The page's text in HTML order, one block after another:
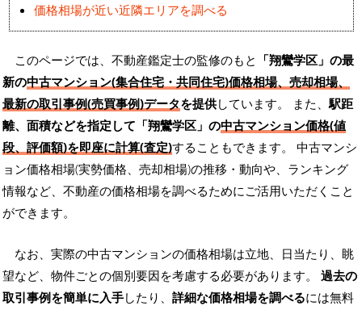
価格相場が近い近隣エリアを調べる
このページでは、不動産鑑定士の監修のもと 「翔鸞学区」の最
新の中古マンション(集合住宅・共同住宅)価格相場、売却相場、
最新の取引事例(売買事例)データを提供しています。 また、駅距
離、面積などを指定して「翔鸞学区」の中古マンション価格(値
段、評価額)を即座に計算(査定)することもできます。 中古マンシ
ョン価格相場(実勢価格、売却相場)の推移・動向や、ランキング
情報など、不動産の価格相場を調べるためにご活用いただくこと
ができます。
なお、実際の中古マンションの価格相場は立地、日当たり、眺
望など、物件ごとの個別要因を考慮する必要があります。 過去の
取引事例を簡単に入手したり、 詳細な価格相場を調べるには無料